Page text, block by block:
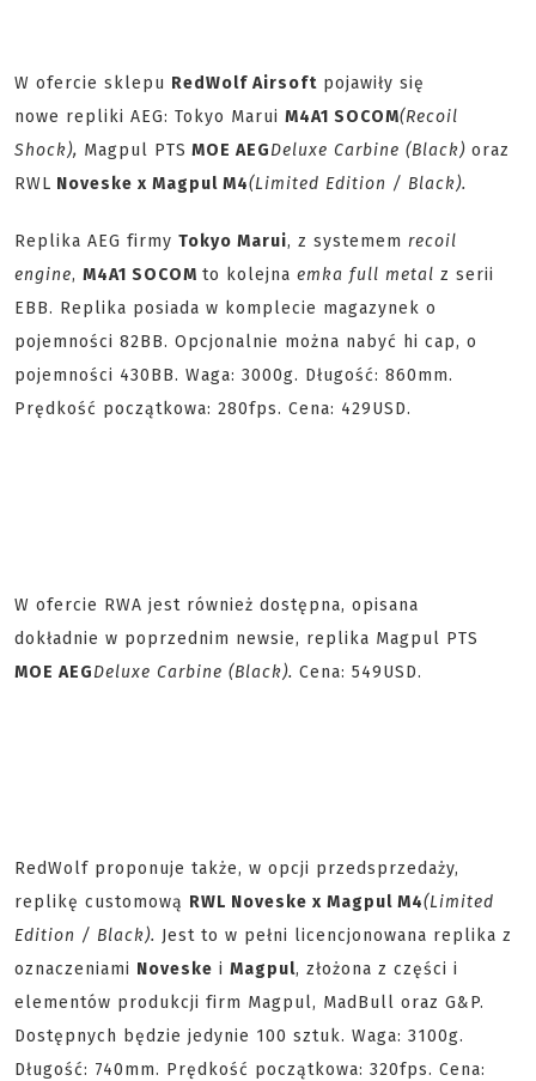
W ofercie sklepu RedWolf Airsoft pojawiły się
nowe repliki AEG: Tokyo Marui M4A1 SOCOM(Recoil
Shock), Magpul PTS MOE AEGDeluxe Carbine (Black) oraz
RWL Noveske x Magpul M4(Limited Edition / Black).
Replika AEG firmy Tokyo Marui, z systemem recoil
engine, M4A1 SOCOM to kolejna emka full metal z serii
EBB. Replika posiada w komplecie magazynek o
pojemności 82BB. Opcjonalnie można nabyć hi cap, o
pojemności 430BB. Waga: 3000g. Długość: 860mm.
Prędkość początkowa: 280fps. Cena: 429USD.
W ofercie RWA jest również dostępna, opisana
dokładnie w poprzednim newsie, replika Magpul PTS
MOE AEGDeluxe Carbine (Black). Cena: 549USD.
RedWolf proponuje także, w opcji przedsprzedaży,
replikę customową RWL Noveske x Magpul M4(Limited
Edition / Black). Jest to w pełni licencjonowana replika z
oznaczeniami Noveske i Magpul, złożona z części i
elementów produkcji firm Magpul, MadBull oraz G&P.
Dostępnych będzie jedynie 100 sztuk. Waga: 3100g.
Długość: 740mm. Prędkość początkowa: 320fps. Cena: